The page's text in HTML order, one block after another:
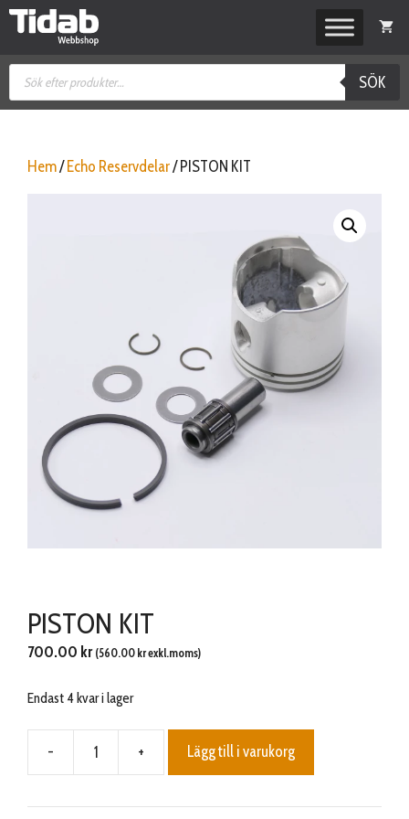
Hoppa
Produktsökning
SÖK
Hem/ Echo Reservdelar/ PISTON KIT
PISTON KIT
700.00 kr (560.00 krexkl.moms)
Endast 4 kvar i lager
-
PISTON
mängd
+ Lägg till i varukorg